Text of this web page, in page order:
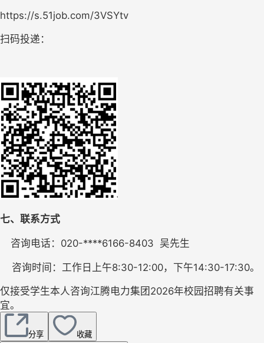
https://s.51job.com/3VSYtv
扫码投递：
七、 联系方式
咨询电话：020-****6166-8403  吴先生
咨询时间：工作日上午8:30-12:00，下午14:30-17:30。
仅接受学生本人咨询江腾电力集团2026年校园招聘有关事
宜。
分享 收藏